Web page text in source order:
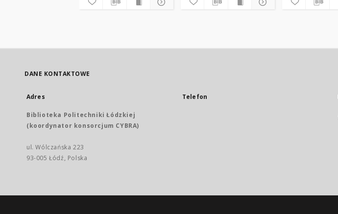
DANE KONTAKTOWE
Adres
Biblioteka Politechniki Łódzkiej
(koordynator konsorcjum CYBRA)
ul. Wólczańska 223
93-005 Łódź, Polska
Telefon